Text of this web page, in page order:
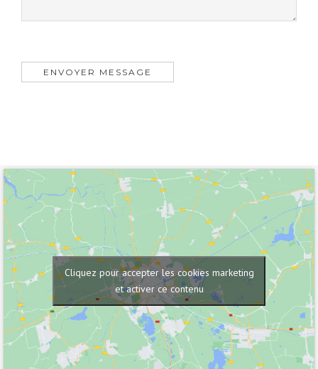
Cliquez pour accepter les cookies marketing
et activer ce contenu